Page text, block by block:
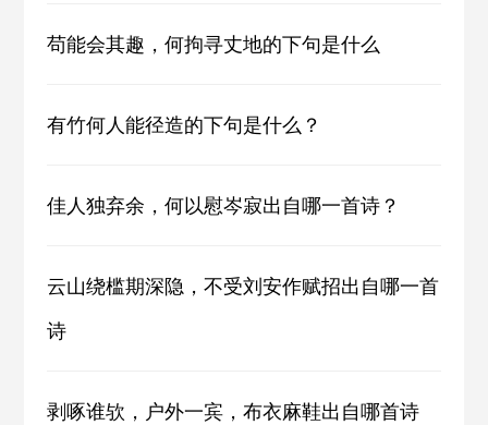
苟能会其趣，何拘寻丈地的下句是什么
有竹何人能径造的下句是什么？
佳人独弃余，何以慰岑寂出自哪一首诗？
云山绕槛期深隐，不受刘安作赋招出自哪一首
诗
剥啄谁欤，户外一宾，布衣麻鞋出自哪首诗